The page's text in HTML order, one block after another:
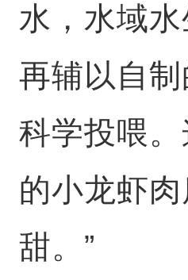
水，水域水
再辅以自
科学投喂
的小龙虾
甜。”